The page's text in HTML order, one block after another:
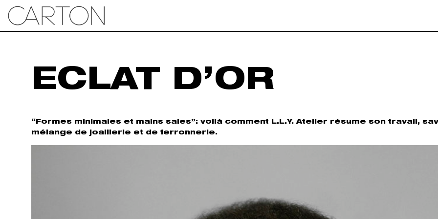
ECLAT D’OR
“Formes minimales et mains sales”: voilà comment L.L.Y. Atelier résume son travail,
mélange de joaillerie et de ferronnerie.